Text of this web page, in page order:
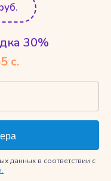
30%
с.
данных в соответствии с